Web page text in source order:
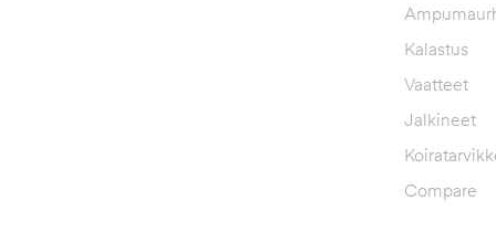
Kalastus
Vaatteet
Jalkineet
Compare